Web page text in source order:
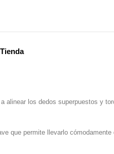
alinear los dedos superpuestos y
que permite llevarlo